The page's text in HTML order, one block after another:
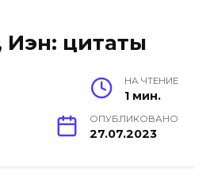
Иэн: цитаты
НА ЧТЕНИЕ
1 мин.
ОПУБЛИКОВАНО
27.07.2023